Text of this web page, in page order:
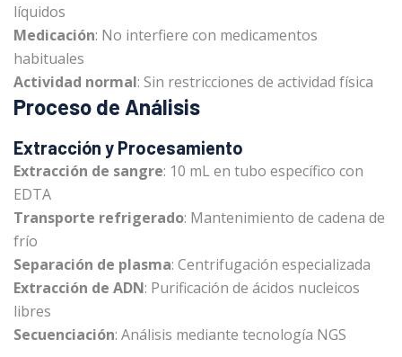
líquidos
Medicación: No interfiere con medicamentos
habituales
Actividad normal: Sin restricciones de actividad física
Proceso de Análisis
Extracción y Procesamiento
Extracción de sangre: 10 mL en tubo específico con
EDTA
Transporte refrigerado: Mantenimiento de cadena de
frío
Separación de plasma: Centrifugación especializada
Extracción de ADN: Purificación de ácidos nucleicos
libres
Secuenciación: Análisis mediante tecnología NGS